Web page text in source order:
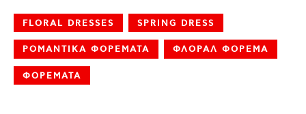
FLORAL DRESSES SPRING DRESS
ΡΟΜΑΝΤΙΚΑ ΦΟΡΕΜΑΤΑ ΦΛΟΡΑΛ ΦΟΡΕΜΑ
ΦΟΡΕΜΑΤΑ